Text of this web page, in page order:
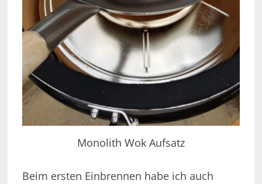
Monolith Wok Aufsatz
Beim ersten Einbrennen habe ich auch